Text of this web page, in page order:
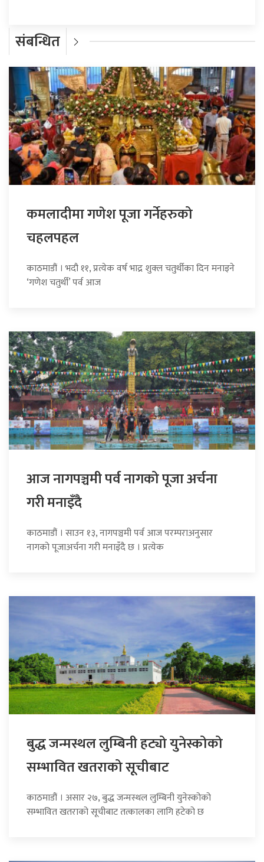
संबन्धित
कमलादीमा गणेश पूजा गर्नेहरुको
चहलपहल
काठमाडौं । भदौ ११, प्रत्येक वर्ष भाद्र शुक्ल चतुर्थीका दिन मनाइने
‘गणेश चतुर्थी’ पर्व आज
आज नागपञ्चमी पर्व नागको पूजा अर्चना
गरी मनाइँदै
काठमाडौं । साउन १३, नागपञ्चमी पर्व आज परम्पराअनुसार
नागको पूजाअर्चना गरी मनाइँदै छ । प्रत्येक
बुद्ध जन्मस्थल लुम्बिनी हट्यो युनेस्कोको
सम्भावित खतराको सूचीबाट
काठमाडौं । असार २७, बुद्ध जन्मस्थल लुम्बिनी युनेस्कोको
सम्भावित खतराको सूचीबाट तत्कालका लागि हटेको छ